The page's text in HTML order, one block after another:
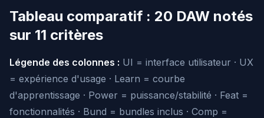
Tableau comparatif : 20 DAW notés
sur 11 critères
Légende des colonnes : UI = interface utilisateur · UX
= expérience d'usage · Learn = courbe
d'apprentissage · Power = puissance/stabilité · Feat =
fonctionnalités · Bund = bundles inclus · Comp =